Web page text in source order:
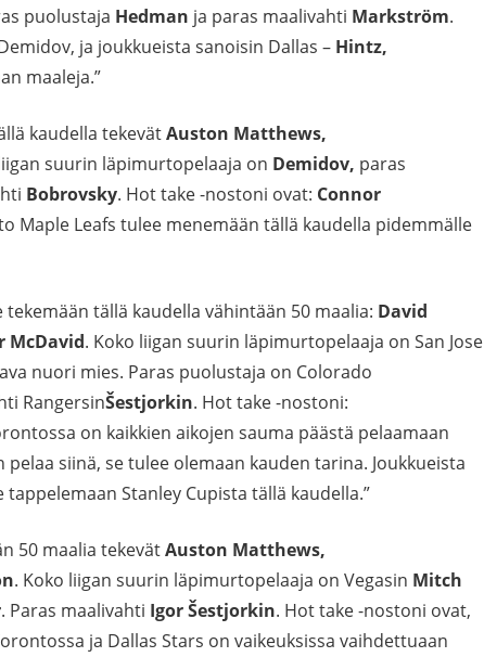
puolustaja Hedman ja paras maalivahti Markström.
ja joukkueista sanoisin Dallas – Hintz,
maaleja.”
kaudella tekevätAuston Matthews,
suurin läpimurtopelaaja on Demidov, paras
Bobrovsky. Hot take -nostoni ovat: Connor
Maple Leafs tulee menemään tällä kaudella pidemmälle
tekemään tällä kaudella vähintään 50 maalia: David
McDavid. Koko liigan suurin läpimurtopelaaja on San Jose
nuori mies. Paras puolustaja on Colorado
RangersinŠestjorkin. Hot take -nostoni:
on kaikkien aikojen sauma päästä pelaamaan
siinä, se tulee olemaan kauden tarina. Joukkueista
Stanley Cupista tällä kaudella.”
50 maalia tekevätAuston Matthews,
. Koko liigan suurin läpimurtopelaaja on Vegasin Mitch
. Paras maalivahti Igor Šestjorkin. Hot take -nostoni ovat,
ja Dallas Stars on vaikeuksissa vaihdettuaan